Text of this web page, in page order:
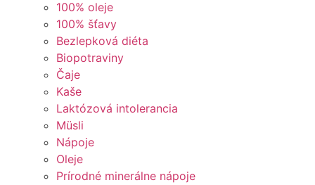
100% oleje
100% šťavy
Bezlepková diéta
Biopotraviny
Čaje
Kaše
Laktózová intolerancia
Müsli
Nápoje
Oleje
Prírodné minerálne nápoje